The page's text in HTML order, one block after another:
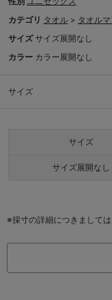
カテゴリ タオル > タオル
サイズ サイズ展開なし
カラー カラー展開なし
サイズ
サイズ
サイズ展開なし
※採寸の詳細につきましては